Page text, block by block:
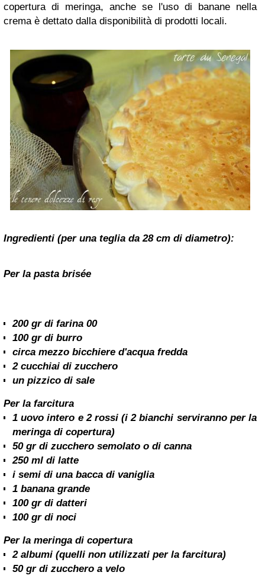
copertura di meringa, anche se l'uso di banane nella
crema è dettato dalla disponibilità di prodotti locali.
Ingredienti (per una teglia da 28 cm di diametro):
Per la pasta brisée
200 gr di farina 00
100 gr di burro
circa mezzo bicchiere d'acqua fredda
2 cucchiai di zucchero
un pizzico di sale
Per la farcitura
1 uovo intero e 2 rossi (i 2 bianchi serviranno per la
meringa di copertura)
50 gr di zucchero semolato o di canna
250 ml di latte
i semi di una bacca di vaniglia
1 banana grande
100 gr di datteri
100 gr di noci
Per la meringa di copertura
2 albumi (quelli non utilizzati per la farcitura)
50 gr di zucchero a velo